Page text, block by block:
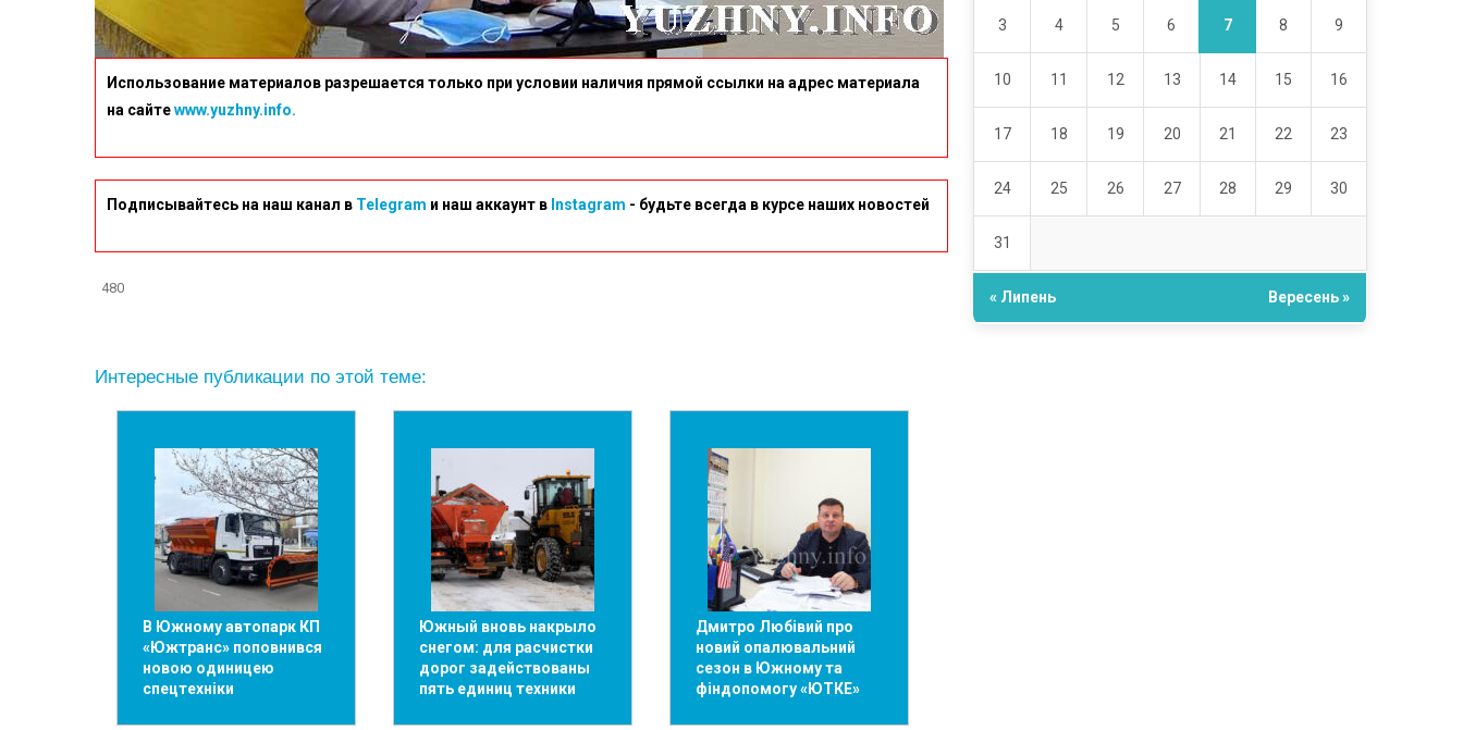
Использование материалов разрешается только при условии наличия прямой ссылки на адрес материала
на сайтеwww.yuzhny.info.
Подписывайтесь на наш канал в Telegram и наш аккаунт в Instagram - будьте всегда в курсе наших новостей
480
Интересные публикации по этой теме:
В Южному автопарк КП
«Южтранс» поповнився
новою одиницею
спецтехніки
Южный вновь накрыло
снегом: для расчистки
дорог задействованы
пять единиц техники
Дмитро Любівий про
новий опалювальний
сезон в Южному та
фіндопомогу «ЮТКЕ»
3 4 5 6 7 8 9
10 11 12 13 14 15 16
17 18 19 20 21 22 23
24 25 26 27 28 29 30
31
« Липень Вересень »